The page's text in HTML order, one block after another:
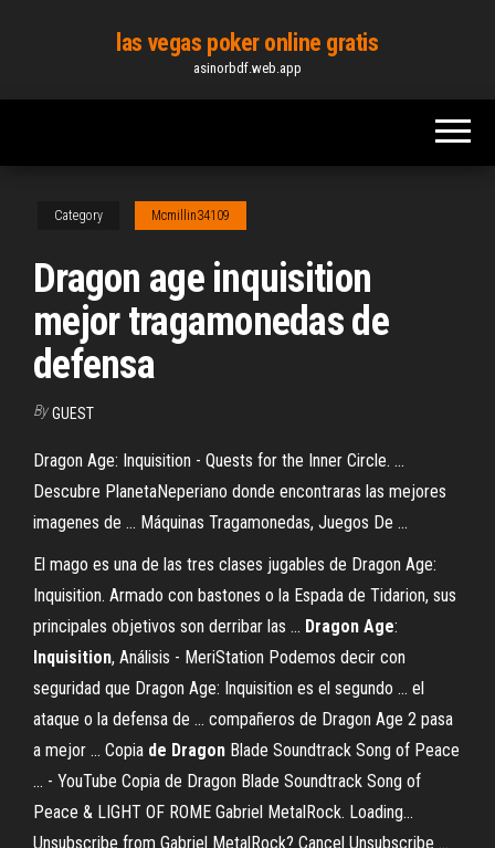
content
las vegas poker online gratis
asinorbdf.web.app
Category Mcmillin34109
Dragon age inquisition
mejor tragamonedas de
defensa
By GUEST
Dragon Age: Inquisition - Quests for the Inner Circle. ...
Descubre PlanetaNeperiano donde encontraras las mejores
imagenes de ... Máquinas Tragamonedas, Juegos De ...
El mago es una de las tres clases jugables de Dragon Age:
Inquisition. Armado con bastones o la Espada de Tidarion, sus
principales objetivos son derribar las ... Dragon Age:
Inquisition, Análisis - MeriStation Podemos decir con
seguridad que Dragon Age: Inquisition es el segundo ... el
ataque o la defensa de ... compañeros de Dragon Age 2 pasa
a mejor ... Copia de Dragon Blade Soundtrack Song of Peace
... - YouTube Copia de Dragon Blade Soundtrack Song of
Peace & LIGHT OF ROME Gabriel MetalRock. Loading...
Unsubscribe from Gabriel MetalRock? Cancel Unsubscribe ...